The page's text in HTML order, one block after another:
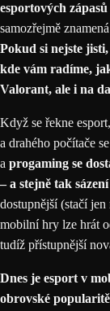
esportových
samozřejmě
Pokud si nejste
kde vám radíme,
Valorant, ale i na
Když se řekne esport
a drahého počítače
a progaming se
– a stejně tak
dostupnější (stačí
mobilní hry lze hrát
tudíž přístupnější
Dnes je esport v
obrovské